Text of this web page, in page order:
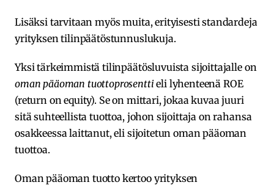
Lisäksi tarvitaan myös muita, erityisesti standardeja
yrityksen tilinpäätöstunnuslukuja.
Yksi tärkeimmistä tilinpäätösluvuista sijoittajalle on
oman pääoman tuottoprosenttieli lyhenteenä ROE
(return on equity). Se on mittari, jokaa kuvaa juuri
sitä suhteellista tuottoa, johon sijoittaja on rahansa
osakkeessa laittanut, eli sijoitetun oman pääoman
tuottoa.
Oman pääoman tuotto kertoo yrityksen